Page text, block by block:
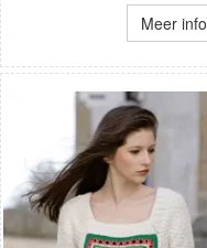
Meer info